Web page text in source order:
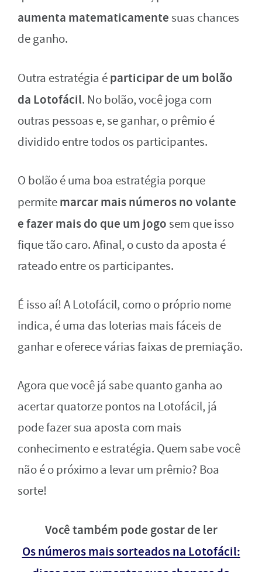
aumenta matematicamentesuas chances
de ganho.
Outra estratégia éparticipar de um bolão
da Lotofácil. No bolão, você joga com
outras pessoas e, se ganhar, o prêmio é
dividido entre todos os participantes.
O bolão é uma boa estratégia porque
permitemarcar mais números no volante
e fazer mais do que um jogosem que isso
fique tão caro. Afinal, o custo da aposta é
rateado entre os participantes.
É isso aí! A Lotofácil, como o próprio nome
indica, é uma das loterias mais fáceis de
ganhar e oferece várias faixas de premiação.
Agora que você já sabe quanto ganha ao
acertar quatorze pontos na Lotofácil, já
pode fazer sua aposta com mais
conhecimento e estratégia. Quem sabe você
não é o próximo a levar um prêmio? Boa
sorte!
Você também pode gostar de ler
Os números mais sorteados na Lotofácil: